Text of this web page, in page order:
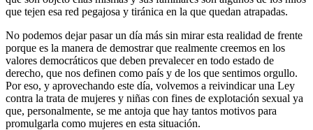
que tejen esa red pegajosa y tiránica en la que quedan atrapadas.
No podemos dejar pasar un día más sin mirar esta realidad de frente
porque es la manera de demostrar que realmente creemos en los
valores democráticos que deben prevalecer en todo estado de
derecho, que nos definen como país y de los que sentimos orgullo.
Por eso, y aprovechando este día, volvemos a reivindicar una Ley
contra la trata de mujeres y niñas con fines de explotación sexual ya
que, personalmente, se me antoja que hay tantos motivos para
promulgarla como mujeres en esta situación.